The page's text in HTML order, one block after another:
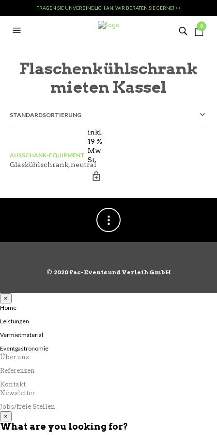
FRAGEN SIE UNVERBINDLICH AN, WIR BERATEN SIE GERNE! >>
0
Flaschenkühlschrank
mieten Kassel
inkl.
19 %
Mw
St.
AUSSCHANK-EQUIPMENT
Glaskühlschrank, neutral
© 2020 Fac-Events und Verleih GmbH
×
Home
Leistungen
Vermietmaterial
Eventgastronomie
Über uns
Referenzen
Kontakt
Newsletter
Jobs/freie Stellen
×
What are you looking for?